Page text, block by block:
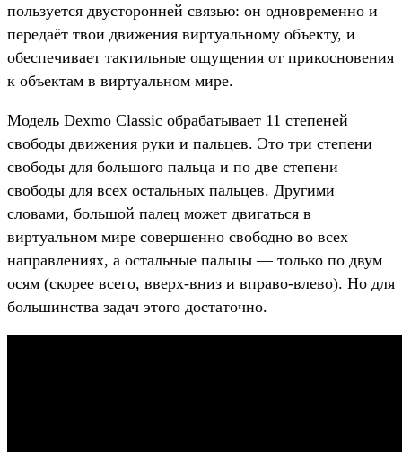
пользуется двусторонней связью: он одновременно и
передаёт твои движения виртуальному объекту, и
обеспечивает тактильные ощущения от прикосновения
к объектам в виртуальном мире.
Модель Dexmo Classic обрабатывает 11 степеней
свободы движения руки и пальцев. Это три степени
свободы для большого пальца и по две степени
свободы для всех остальных пальцев. Другими
словами, большой палец может двигаться в
виртуальном мире совершенно свободно во всех
направлениях, а остальные пальцы — только по двум
осям (скорее всего, вверх-вниз и вправо-влево). Но для
большинства задач этого достаточно.